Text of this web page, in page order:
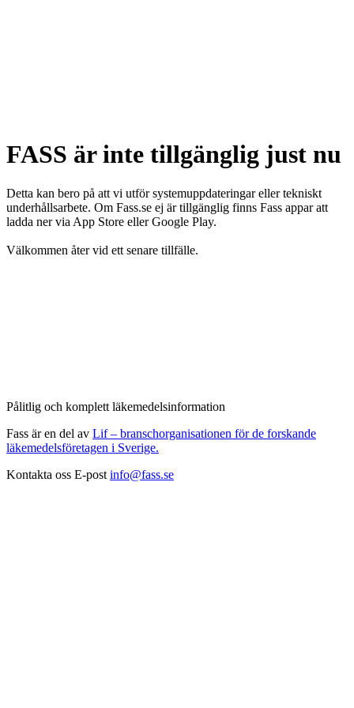
FASS är inte tillgänglig just nu
Detta kan bero på att vi utför systemuppdateringar eller tekniskt
underhållsarbete. Om Fass.se ej är tillgänglig finns Fass appar att
ladda ner via App Store eller Google Play.
Välkommen åter vid ett senare tillfälle.
Pålitlig och komplett läkemedelsinformation
Fass är en del av Lif – branschorganisationen för de forskande
läkemedelsföretagen i Sverige.
Kontakta oss E-post info@fass.se